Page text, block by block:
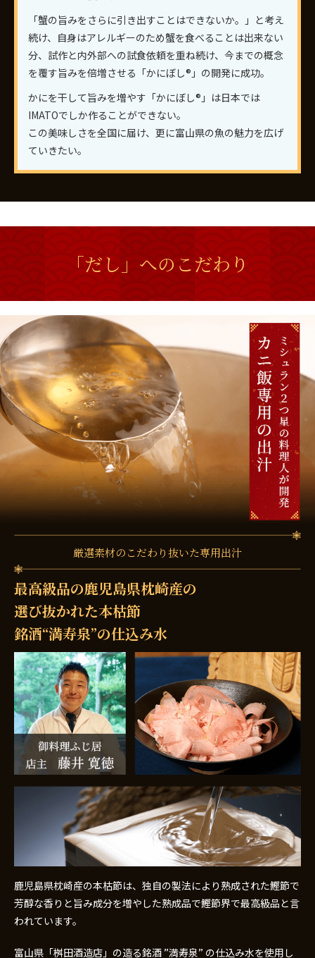
「蟹の旨みをさらに引き出すことはできないか。」と考え
続け、自身はアレルギーのため蟹を食べることは出来ない
分、試作と内外部への試食依頼を重ね続け、今までの概念
を覆す旨みを倍増させる「かにぼし®」の開発に成功。
かにを干して旨みを増やす「かにぼし®」は日本では
IMATOでしか作ることができない。
この美味しさを全国に届け、更に富山県の魚の魅力を広げ
ていきたい。
「だし」へのこだわり
厳選素材のこだわり抜いた専用出汁
最高級品の鹿児島県枕崎産の
選び抜かれた本枯節
銘酒“満寿泉”の仕込み水
鹿児島県枕崎産の本枯節は、独自の製法により熟成された鰹節で
芳醇な香りと旨み成分を増やした熟成品で鰹節界で最高級品と言
われています。
富山県「桝田酒造店」の造る銘酒 ”満寿泉” の仕込み水を使用し